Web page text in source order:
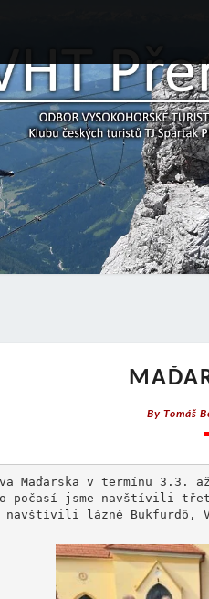
By Tomáš
Maďarska v termínu
počasí jsme navštívili
navštívili lázně Bükfürdő,